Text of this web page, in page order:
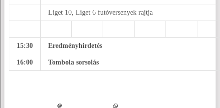
Liget 10, Liget 6 futóversenyek rajtja
15:30 Eredményhirdetés
16:00 Tombola sorsolás